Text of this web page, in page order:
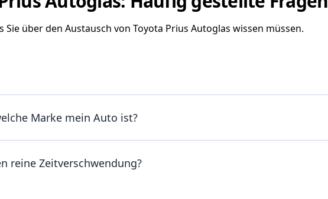
Sie über den Austausch von Toyota Prius Autoglas wissen müssen.
Marke mein Auto ist?
reine Zeitverschwendung?